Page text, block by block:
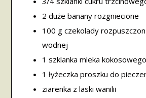
2 duże banany rozgniecione
100 g czekolady
wodnej
1 szklanka mleka kokosowego
1 łyżeczka proszku do
ziarenka z laski wanilii